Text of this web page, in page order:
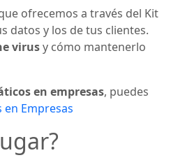
ofrecemos a través del Kit
datos y los de tus clientes.
virusy cómo mantenerlo
en empresas, puedes
Empresas